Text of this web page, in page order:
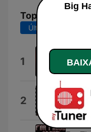
Top Músicas
Últimos 7 dias
1
2
Big